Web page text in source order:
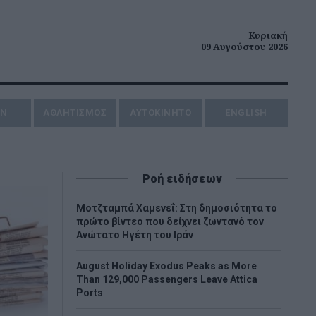
Κυριακή
09 Αυγούστου 2026
Ροή ειδήσεων
Μοτζταμπά Χαμενεΐ: Στη δημοσιότητα το
πρώτο βίντεο που δείχνει ζωντανό τον
Ανώτατο Ηγέτη του Ιράν
August Holiday Exodus Peaks as More
Than 129,000 Passengers Leave Attica
Ports